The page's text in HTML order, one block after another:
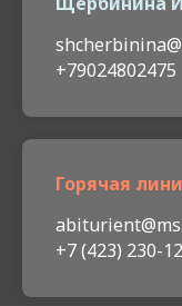
+79024802475
Горячая
+7 (423) 230-